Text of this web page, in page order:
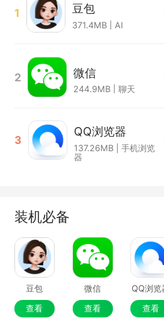
1 豆包
371.4MB | AI
2 微信
244.9MB | 聊天
3
QQ浏览器
137.26MB | 手机浏览
器
装机必备
豆包
查看
微信
查看
QQ浏览
查看